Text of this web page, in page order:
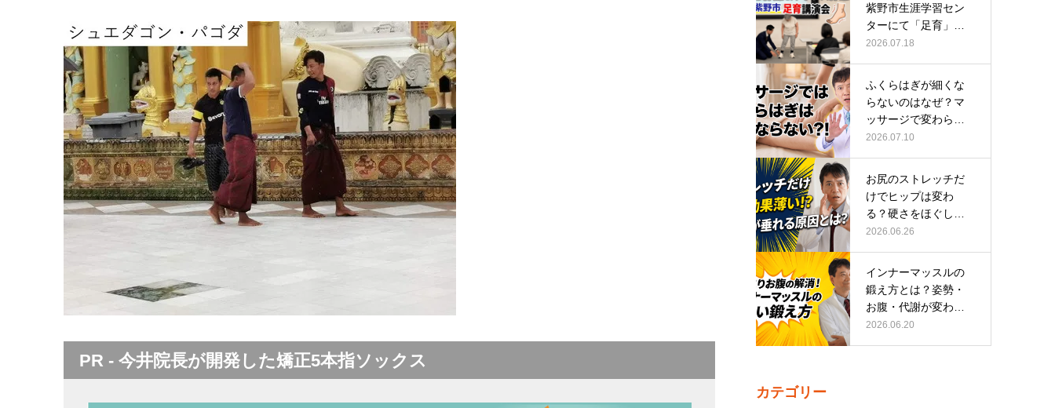
PR - 今井院長が開発した矯正5本指ソックス
紫野市生涯学習セン
ターにて「足育」講
演会に登壇し…
2026.07.18
ふくらはぎが細くな
らないのはなぜ？マ
ッサージで変わらな
い根本原因
2026.07.10
お尻のストレッチだ
けでヒップは変わ
る？硬さをほぐして
整える正しい方…
2026.06.26
インナーマッスルの
鍛え方とは？姿勢・
お腹・代謝が変わる
トレーニング…
2026.06.20
カテゴリー